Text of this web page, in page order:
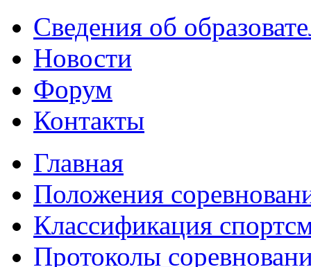
Сведения об
Новости
Форум
Контакты
Главная
Положения
Классификация
Протоколы